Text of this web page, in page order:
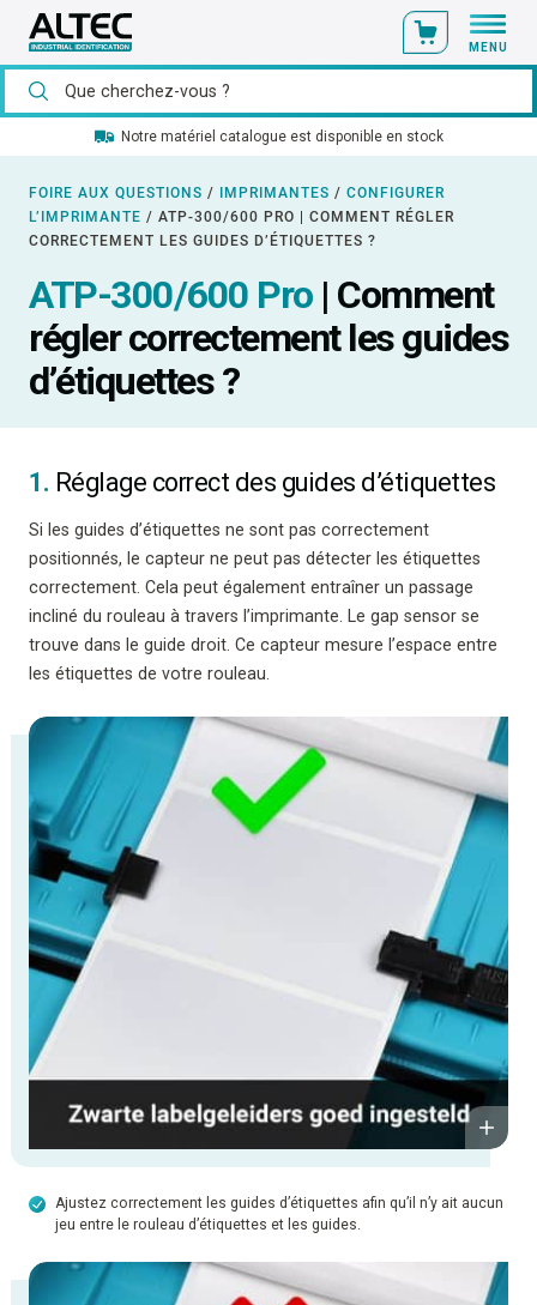
MENU
Notre matériel catalogue est disponible en stock
FOIRE AUX QUESTIONS / IMPRIMANTES / CONFIGURER
L’IMPRIMANTE / ATP-300/600 PRO | COMMENT RÉGLER
CORRECTEMENT LES GUIDES D’ÉTIQUETTES ?
ATP-300/600 Pro| Comment
régler correctement les guides
d’étiquettes ?
1. Réglage correct des guides d’étiquettes
Si les guides d’étiquettes ne sont pas correctement
positionnés, le capteur ne peut pas détecter les étiquettes
correctement. Cela peut également entraîner un passage
incliné du rouleau à travers l’imprimante. Le gap sensor se
trouve dans le guide droit. Ce capteur mesure l’espace entre
les étiquettes de votre rouleau.
Ajustez correctement les guides d’étiquettes afin qu’il n’y ait aucun
jeu entre le rouleau d’étiquettes et les guides.